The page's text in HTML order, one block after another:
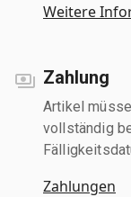
Weitere
Zahlung
Artikel
vollständig
Zahlungen